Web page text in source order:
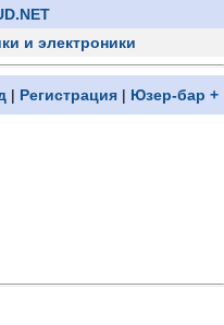
и электроники
| Регистрация | Юзер-бар +